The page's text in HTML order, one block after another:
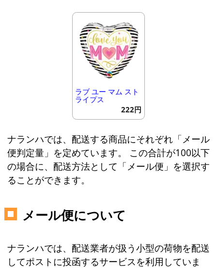
ラブ ユー マム スト
ライプス
222円
ナランハでは、配送する商品にそれぞれ「メール
便判定量」を定めています。 この合計が100以下
の場合に、配送方法として「メール便」を選択す
ることができます。
メール便について
ナランハでは、配送業者が扱う小型の荷物を配送
してポストに投函するサービスを利用していま